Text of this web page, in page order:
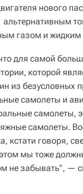
нового
газом и жидким
для самой
которой
из безусловных
самолеты и
самолеты,
самолеты.
кстати говоря,
мы тоже
не забывать", —